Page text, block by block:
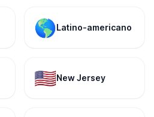
🌎Latino-americano
🇺🇸New Jersey